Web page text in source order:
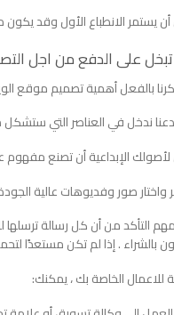
يستمر الانطباع الأول وقد يكون
بالفعل أهمية تصميم موقع
دعنا ندخل في العناصر التي
الإبداعية أن تصنع
واختار صور وفديوهات عالية
التأكد من أن كل رسالة
بالشراء . إذا لم تكن مستعدًا
للاعمال الخاصة بك ، يمكنك: